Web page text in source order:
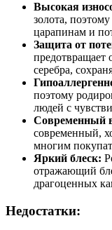
Высокая
золота,
царапинам и
Защита от
предотвращает
серебра,
поэтому
людей с
Современный
современный,
многим
Яркий блеск:
отражающий
драгоценных
Недостатки: